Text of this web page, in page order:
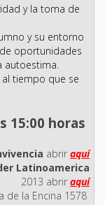
y la toma de
y su entorno
oportunidades
autoestima.
al tiempo que se
15:00 horas
abrir aquí
Latinoamerica
2013 abrir aquí
de la Encina 1578